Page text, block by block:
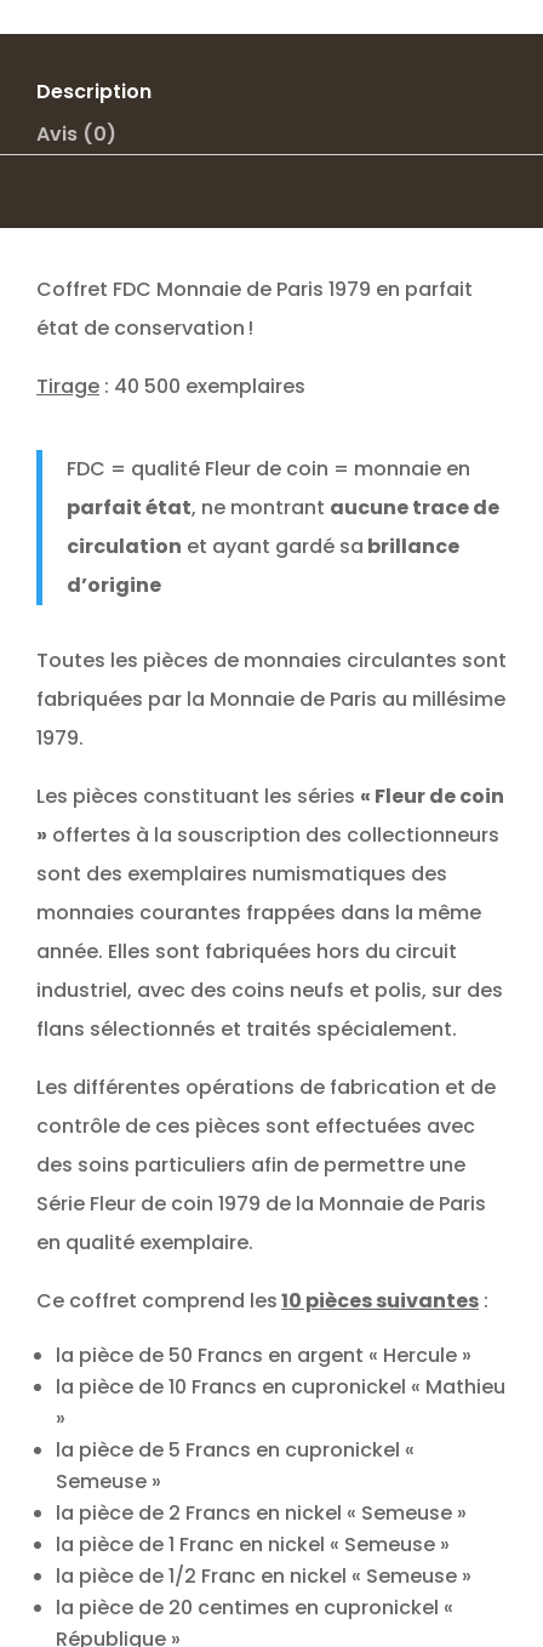
PARIS
Description
Avis (0)
Coffret FDC Monnaie de Paris 1979 en parfait
état de conservation !
Tirage : 40 500 exemplaires
FDC = qualité Fleur de coin = monnaie en
parfait état, ne montrant aucune trace de
circulation et ayant gardé sa brillance
d’origine
Toutes les pièces de monnaies circulantes sont
fabriquées par la Monnaie de Paris au millésime
1979.
Les pièces constituant les séries « Fleur de coin
» offertes à la souscription des collectionneurs
sont des exemplaires numismatiques des
monnaies courantes frappées dans la même
année. Elles sont fabriquées hors du circuit
industriel, avec des coins neufs et polis, sur des
flans sélectionnés et traités spécialement.
Les différentes opérations de fabrication et de
contrôle de ces pièces sont effectuées avec
des soins particuliers afin de permettre une
Série Fleur de coin 1979 de la Monnaie de Paris
en qualité exemplaire.
Ce coffret comprend les10 pièces suivantes :
la pièce de 50 Francs en argent « Hercule »
la pièce de 10 Francs en cupronickel « Mathieu
»
la pièce de 5 Francs en cupronickel «
Semeuse »
la pièce de 2 Francs en nickel « Semeuse »
la pièce de 1 Franc en nickel « Semeuse »
la pièce de 1/2 Franc en nickel « Semeuse »
la pièce de 20 centimes en cupronickel «
République »